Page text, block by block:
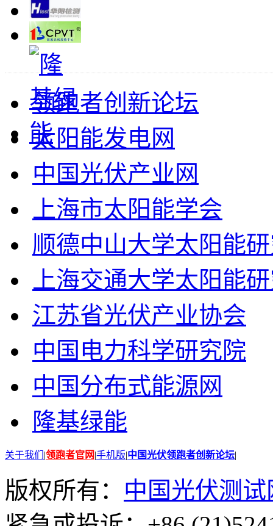
领跑者创新论坛
太阳能发电网
中国光伏产业网
上海市太阳能学会
顺德中山大学太阳能
上海交通大学太阳能
江苏省光伏产业协会
中国电力科学研究院
中国分布式能源网
隆基绿能
关于我们 |领跑者官网|手机版|中国光伏领跑者创新论坛|
版权所有： 中国光伏测试